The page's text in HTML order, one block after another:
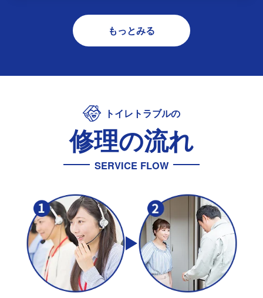
もっとみる
トイレトラブルの
修理の流れ
SERVICE FLOW